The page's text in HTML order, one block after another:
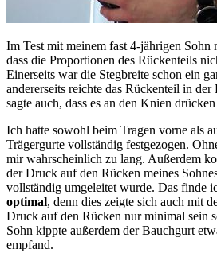
Im Test mit meinem fast 4-jährigen Sohn
dass die Proportionen des Rückenteils
Einerseits war die Stegbreite schon ein
andererseits reichte das Rückenteil in
sagte auch, dass es an den Knien
Ich hatte sowohl beim Tragen vorne als
Trägergurte vollständig festgezogen.
mir wahrscheinlich zu lang. Außerdem
der Druck auf den Rücken meines
vollständig umgeleitet wurde. Das finde
optimal, denn dies zeigte sich auch mit
Druck auf den Rücken nur minimal sein
Sohn kippte außerdem der Bauchgurt
empfand.